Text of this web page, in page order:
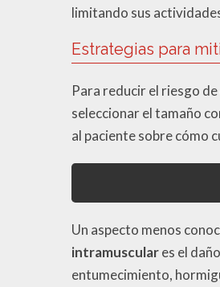
limitando sus
Estrategias para
Para reducir el riesgo
seleccionar el tamaño
al paciente sobre cómo
Un aspecto menos
intramusculares el
entumecimiento,